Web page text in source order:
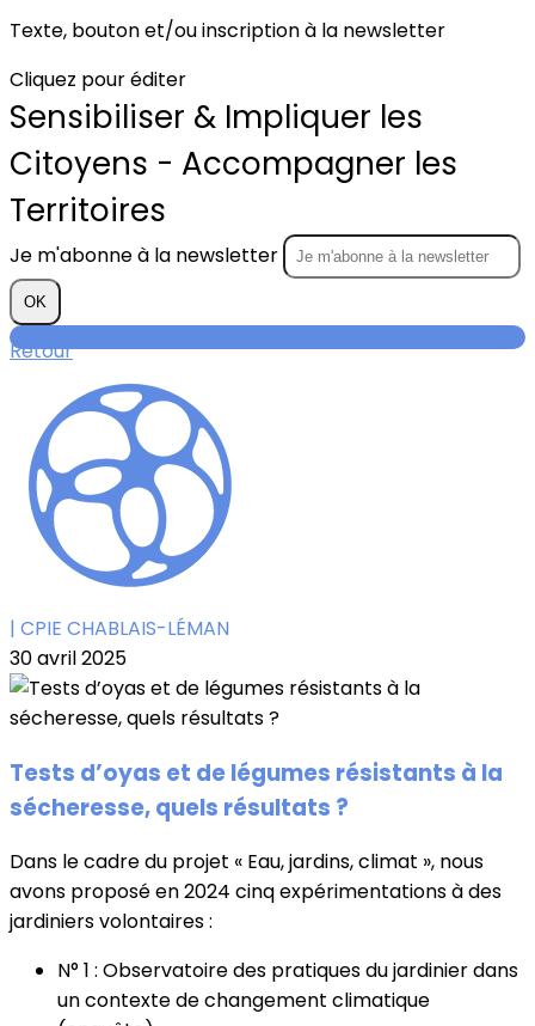
Texte, bouton et/ou inscription à la newsletter
Cliquez pour éditer
Sensibiliser & Impliquer les
Citoyens - Accompagner les
Territoires
Je m'abonne à la newsletter
OK
Retour
| CPIE CHABLAIS-LÉMAN
30 avril 2025
Tests d’oyas et de légumes résistants à la
sécheresse, quels résultats ?
Dans le cadre du projet « Eau, jardins, climat », nous
avons proposé en 2024 cinq expérimentations à des
jardiniers volontaires :
N° 1 : Observatoire des pratiques du jardinier dans
un contexte de changement climatique